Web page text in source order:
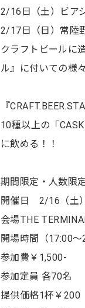
2/16日（土）ビア
2/17日（日）常陸
クラフトビールに
ル』に付いての様
『
10種以上の「
に飲める！！
期間限定・人数限
開催日 2/16（土
会場THE
開場時間（17:00～
参加費￥1,500-
参加定員 各70名
提供価格1杯￥200